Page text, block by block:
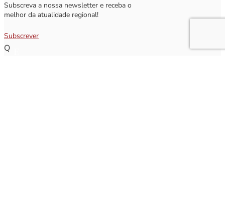
Subscreva a nossa newsletter e receba o
melhor da atualidade regional!
Subscrever
Q